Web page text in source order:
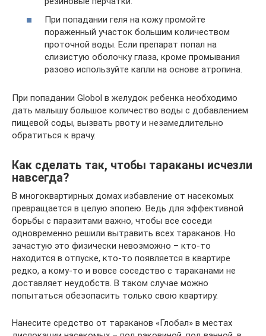
При попадании геля на кожу промойте
пораженный участок большим количеством
проточной воды. Если препарат попал на
слизистую оболочку глаза, кроме промывания
разово используйте капли на основе атропина.
При попадании Globol в желудок ребенка необходимо
дать малышу большое количество воды с добавлением
пищевой соды, вызвать рвоту и незамедлительно
обратиться к врачу.
Как сделать так, чтобы тараканы исчезли
навсегда?
В многоквартирных домах избавление от насекомых
превращается в целую эпопею. Ведь для эффективной
борьбы с паразитами важно, чтобы все соседи
одновременно решили вытравить всех тараканов. Но
зачастую это физически невозможно – кто-то
находится в отпуске, кто-то появляется в квартире
редко, а кому-то и вовсе соседство с тараканами не
доставляет неудобств. В таком случае можно
попытаться обезопасить только свою квартиру.
Нанесите средство от тараканов «Глобал» в местах